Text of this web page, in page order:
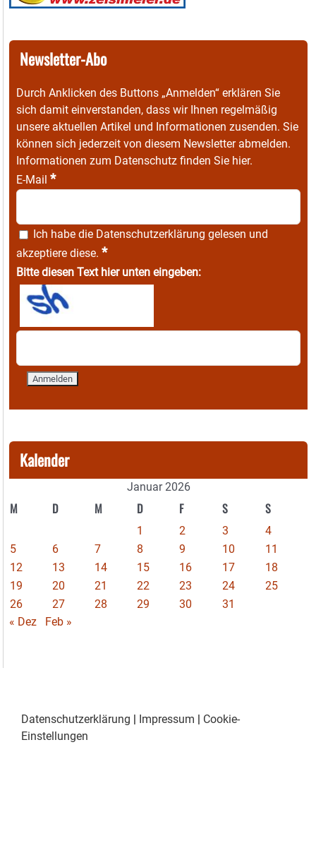
Newsletter-Abo
Durch Anklicken des Buttons „Anmelden“ erklären Sie
sich damit einverstanden, dass wir Ihnen regelmäßig
unsere aktuellen Artikel und Informationen zusenden. Sie
können sich jederzeit von diesem Newsletter abmelden.
Informationen zum Datenschutz finden Sie hier.
E-Mail *
Ich habe die Datenschutzerklärung gelesen und
akzeptiere diese. *
Bitte diesen Text hier unten eingeben:
Kalender
Januar 2026
M D M D F S S
1 2 3
4
5
6 7 8 9 10
11
12
13 14 15 16 17
18
19
20 21 22 23 24
25
26
27 28 29 30
31
« Dez
Feb »
Datenschutzerklärung Impressum
Cookie-
Einstellungen